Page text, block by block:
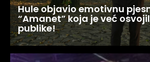
Hule objavio emotivnu
“Amanet” koja je već
publike!